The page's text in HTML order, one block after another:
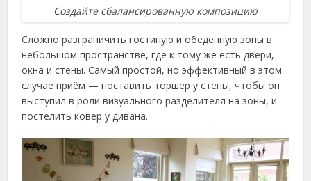
Создайте сбалансированную композицию
Сложно разграничить гостиную и обеденную зоны в
небольшом пространстве, где к тому же есть двери,
окна и стены. Самый простой, но эффективный в этом
случае приём — поставить торшер у стены, чтобы он
выступил в роли визуального разделителя на зоны, и
постелить ковёр у дивана.